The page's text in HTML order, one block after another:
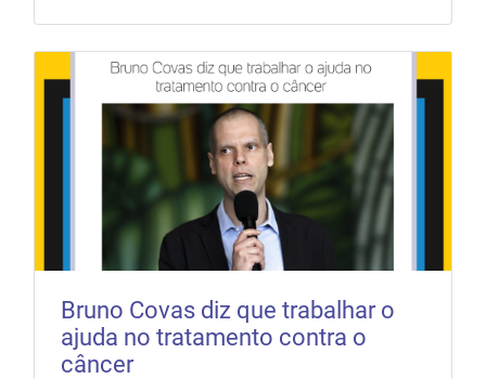
Bruno Covas diz que trabalhar o
ajuda no tratamento contra o
câncer